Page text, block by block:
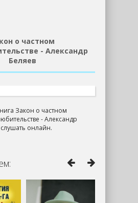
о частном
- Александр
Беляев
Закон о частном
- Александр
онлайн.